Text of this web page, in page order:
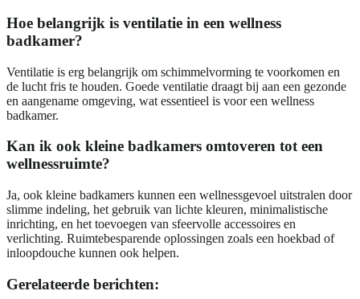
Hoe belangrijk is ventilatie in een wellness
badkamer?
Ventilatie is erg belangrijk om schimmelvorming te voorkomen en
de lucht fris te houden. Goede ventilatie draagt bij aan een gezonde
en aangename omgeving, wat essentieel is voor een wellness
badkamer.
Kan ik ook kleine badkamers omtoveren tot een
wellnessruimte?
Ja, ook kleine badkamers kunnen een wellnessgevoel uitstralen door
slimme indeling, het gebruik van lichte kleuren, minimalistische
inrichting, en het toevoegen van sfeervolle accessoires en
verlichting. Ruimtebesparende oplossingen zoals een hoekbad of
inloopdouche kunnen ook helpen.
Gerelateerde berichten: